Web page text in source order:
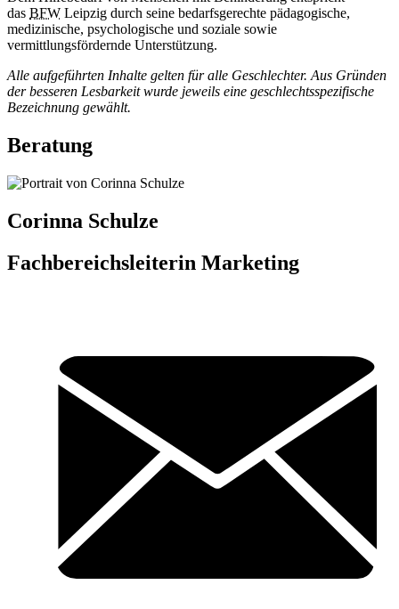
das BFW Leipzig durch seine bedarfsgerechte pädagogische,
medizinische, psychologische und soziale sowie
vermittlungsfördernde Unterstützung.
Alle aufgeführten Inhalte gelten für alle Geschlechter. Aus Gründen
der besseren Lesbarkeit wurde jeweils eine geschlechtsspezifische
Bezeichnung gewählt.
Beratung
Corinna Schulze
Fachbereichsleiterin Marketing